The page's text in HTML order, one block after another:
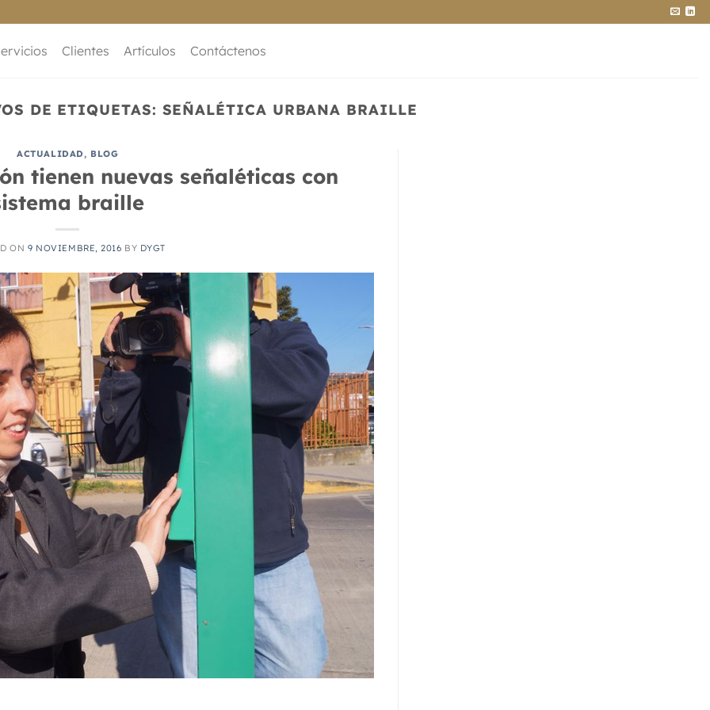
Clientes Artículos Contáctenos
DE ETIQUETAS: SEÑALÉTICA URBANA BRAILLE
ACTUALIDAD, BLOG
tienen nuevas señaléticas con
braille
ON9 NOVIEMBRE, 2016 BY DYGT